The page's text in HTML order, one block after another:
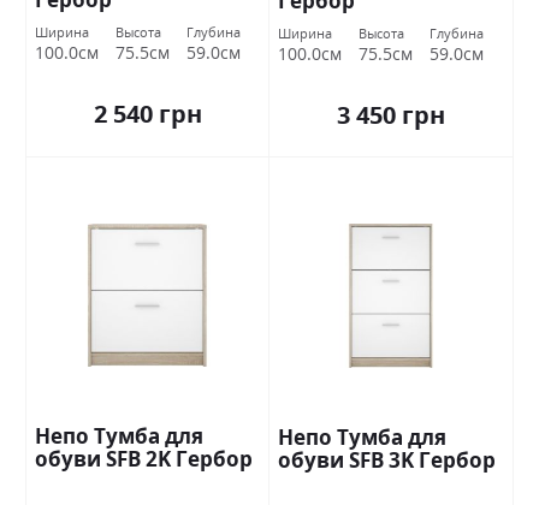
Ширина
100.0см
Высота
75.5см
Глубина
59.0см
2 540 грн
Ширина
100.0см
Высота
75.5см
Глубина
59.0см
3 450 грн
Непо Тумба для
обуви SFB 2K Гербор
Непо Тумба для
обуви SFB 3K Гербор